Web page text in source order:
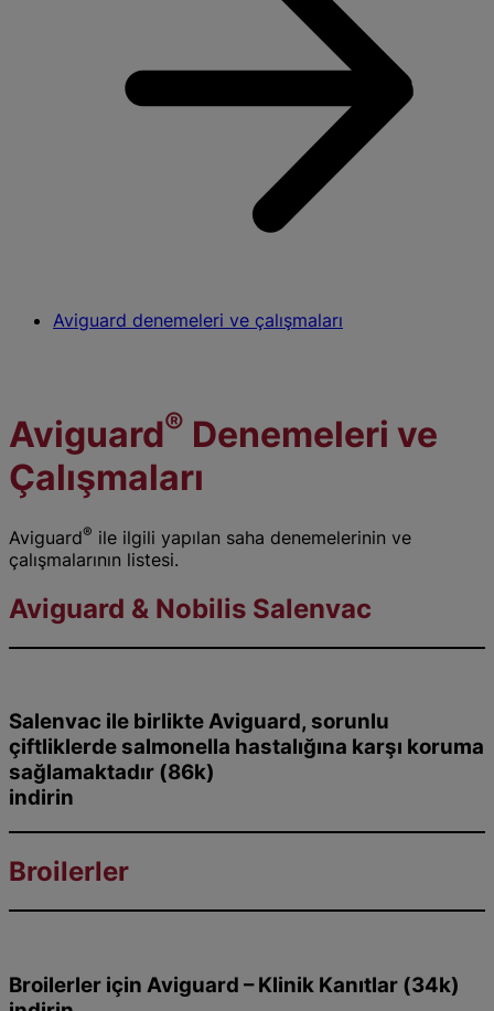
Aviguard denemeleri ve çalışmaları
Aviguard® Denemeleri ve
Çalışmaları
Aviguard® ile ilgili yapılan saha denemelerinin ve
çalışmalarının listesi.
Aviguard & Nobilis Salenvac
Salenvac ile birlikte Aviguard, sorunlu
çiftliklerde salmonella hastalığına karşı koruma
sağlamaktadır (86k)
indirin
Broilerler
Broilerler için Aviguard – Klinik Kanıtlar (34k)